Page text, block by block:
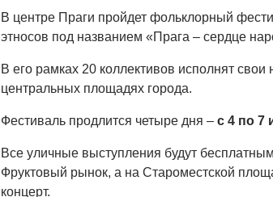
В центре Праги пройдет фольклорный
этносов под названием «Прага – сердце
В его рамках 20 коллективов исполнят
центральных площадях города.
Фестиваль продлится четыре дня –с 4 по 7
Все уличные выступления будут
Фруктовый рынок, а на Староместской
концерт.